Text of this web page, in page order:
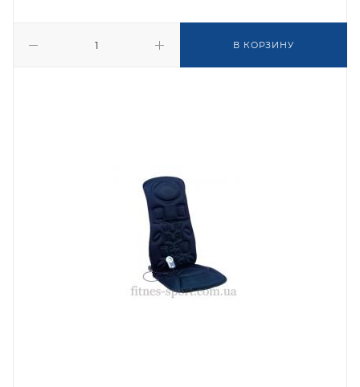
В КОРЗИНУ